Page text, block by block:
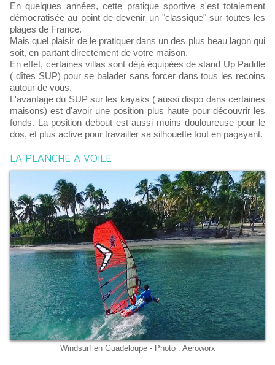
En quelques années, cette pratique sportive s'est totalement
démocratisée au point de devenir un "classique" sur toutes les
plages de France.
Mais quel plaisir de le pratiquer dans un des plus beau lagon qui
soit, en partant directement de votre maison.
En effet, certaines villas sont déjà équipées de stand Up Paddle
( dîtes SUP) pour se balader sans forcer dans tous les recoins
autour de vous.
L'avantage du SUP sur les kayaks ( aussi dispo dans certaines
maisons) est d'avoir une position plus haute pour découvrir les
fonds. La position debout est aussi moins douloureuse pour le
dos, et plus active pour travailler sa silhouette tout en pagayant.
LA PLANCHE À VOILE
Windsurf en Guadeloupe - Photo : Aeroworx